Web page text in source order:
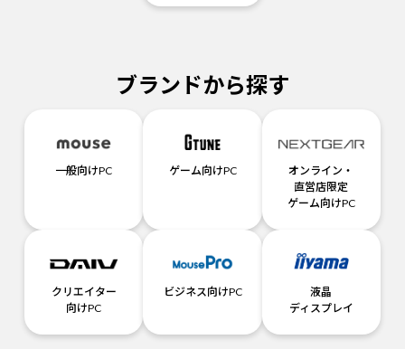
ブランドから探す
一般向けPC ゲーム向けPC
オンライン・
直営店限定
ゲーム向けPC
クリエイター
向けPC
ビジネス向けPC
液晶
ディスプレイ